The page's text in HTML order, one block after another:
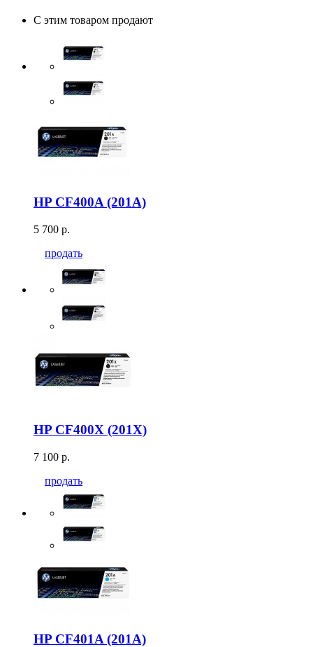
С этим товаром продают
HP CF400A (201A)
5 700 р.
продать
HP CF400X (201X)
7 100 р.
продать
HP CF401A (201A)